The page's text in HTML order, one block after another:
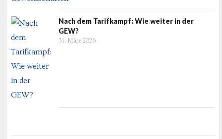
Nach dem Tarifkampf: Wie weiter in der
GEW?
31. März 2026